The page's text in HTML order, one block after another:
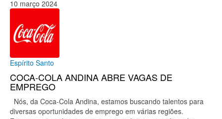
10 março 2024
Espírito Santo
COCA-COLA ANDINA ABRE VAGAS DE
EMPREGO
Nós, da Coca-Cola Andina, estamos buscando talentos para
diversas oportunidades de emprego em várias regiões.